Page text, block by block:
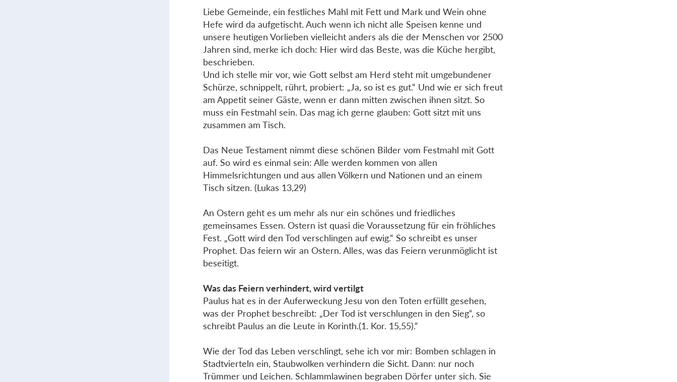
Liebe Gemeinde, ein festliches Mahl mit Fett und Mark und Wein ohne
Hefe wird da aufgetischt. Auch wenn ich nicht alle Speisen kenne und
unsere heutigen Vorlieben vielleicht anders als die der Menschen vor 2500
Jahren sind, merke ich doch: Hier wird das Beste, was die Küche hergibt,
beschrieben.
Und ich stelle mir vor, wie Gott selbst am Herd steht mit umgebundener
Schürze, schnippelt, rührt, probiert: „Ja, so ist es gut.“ Und wie er sich freut
am Appetit seiner Gäste, wenn er dann mitten zwischen ihnen sitzt. So
muss ein Festmahl sein. Das mag ich gerne glauben: Gott sitzt mit uns
zusammen am Tisch.
Das Neue Testament nimmt diese schönen Bilder vom Festmahl mit Gott
auf. So wird es einmal sein: Alle werden kommen von allen
Himmelsrichtungen und aus allen Völkern und Nationen und an einem
Tisch sitzen. (Lukas 13,29)
An Ostern geht es um mehr als nur ein schönes und friedliches
gemeinsames Essen. Ostern ist quasi die Voraussetzung für ein fröhliches
Fest. „Gott wird den Tod verschlingen auf ewig.“ So schreibt es unser
Prophet. Das feiern wir an Ostern. Alles, was das Feiern verunmöglicht ist
beseitigt.
Was das Feiern verhindert, wird vertilgt
Paulus hat es in der Auferweckung Jesu von den Toten erfüllt gesehen,
was der Prophet beschreibt: „Der Tod ist verschlungen in den Sieg“, so
schreibt Paulus an die Leute in Korinth.(1. Kor. 15,55).“
Wie der Tod das Leben verschlingt, sehe ich vor mir: Bomben schlagen in
Stadtvierteln ein, Staubwolken verhindern die Sicht. Dann: nur noch
Trümmer und Leichen. Schlammlawinen begraben Dörfer unter sich. Sie